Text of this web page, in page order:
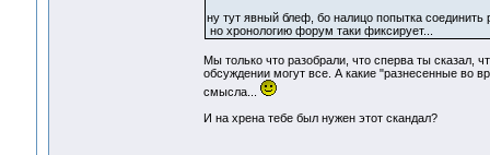
ну тут явный блеф, бо налицо попытка
но хронологию форум таки фиксирует...
Мы только что разобрали, что сперва ты сказал,
обсуждении могут все. А какие "разнесенные во
смысла...
И на хрена тебе был нужен этот скандал?